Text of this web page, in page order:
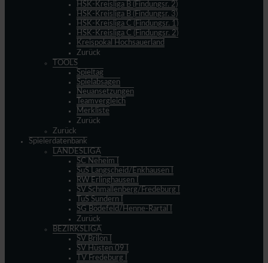
HSK-Kreisliga B (Findungsr. 2)
HSK-Kreisliga B (Findungsr. 3)
HSK-Kreisliga C (Findungsr. 1)
HSK-Kreisliga C (Findungsr. 2)
Kreispokal Hochsauerland
Zurück
TOOLS
Spieltag
Spielabsagen
Neuansetzungen
Teamvergleich
Merkliste
Zurück
Zurück
Spielerdatenbank
LANDESLIGA
SC Neheim I
SuS Langscheid/Enkhausen I
RW Erlinghausen I
SV Schmallenberg/Fredeburg I
TuS Sundern I
SG Bödefeld/Henne-Rartal I
Zurück
BEZIRKSLIGA
SV Brilon I
SV Hüsten 09 I
TV Fredeburg I